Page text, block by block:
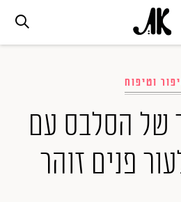
אופנה
ביוטי
וטיפוח
של הסלבס עם
פנים זוהר